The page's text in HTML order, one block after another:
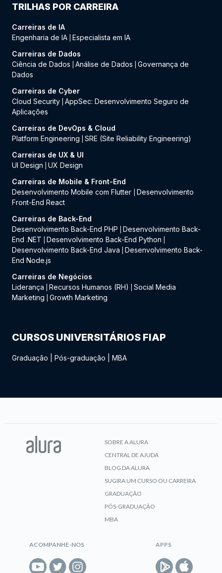
TRILHAS POR CARREIRA
Carreiras de IA
Engenharia de IA Especialista em IA
Carreiras de Dados
Ciência de Dados
Análise de Dados
Governança de
Dados
Carreiras de Cyber
Cloud Security AppSec: Desenvolvimento Seguro de
Aplicações
Carreiras de DevOps & Cloud
Platform Engineering
SRE (Site Reliability Engineering)
Carreiras de UX & UI
UI Design
UX Design
Carreiras de Mobile & Front-End
Desenvolvimento Mobile com Flutter
Desenvolvimento
Front-End React
Carreiras de Back-End
Desenvolvimento Back-End PHP
Desenvolvimento Back-
End .NET
Desenvolvimento Back-End Python
Desenvolvimento Back-End Java
Desenvolvimento Back-
End Node.js
Carreiras de Negócios
Liderança
Recursos Humanos (RH)
Social Media
Marketing
Growth Marketing
CURSOS UNIVERSITÁRIOS FIAP
Graduação Pós-graduação MBA
SOBRE A ALURA
CENTRAL DE AJUDA
BLOG DA ALURA
SUGIRA UM CURSO OU CARREIRA
GRADUAÇÃO
PÓS-GRADUAÇÃO
MBA
ACOMPANHE-NOS APPS